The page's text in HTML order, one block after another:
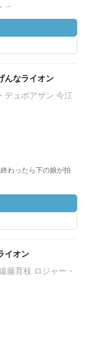
...
んなライオン
デュボアザン 今江
わったら下の娘が拍
イオン
藤育枝 ロジャー・